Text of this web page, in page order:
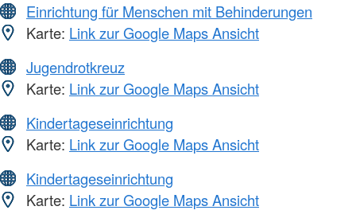
Einrichtung für Menschen mit Behinderungen
Karte: Link zur Google Maps Ansicht
Jugendrotkreuz
Karte: Link zur Google Maps Ansicht
Kindertageseinrichtung
Karte: Link zur Google Maps Ansicht
Kindertageseinrichtung
Karte: Link zur Google Maps Ansicht